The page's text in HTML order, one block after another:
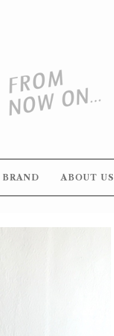
BRAND ABOUT US